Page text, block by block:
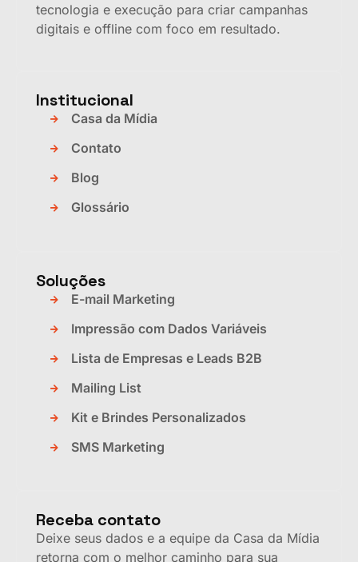
tecnologia e execução para criar campanhas
digitais e offline com foco em resultado.
Institucional
Casa da Mídia
Contato
Blog
Glossário
Soluções
E-mail Marketing
Impressão com Dados Variáveis
Lista de Empresas e Leads B2B
Mailing List
Kit e Brindes Personalizados
SMS Marketing
Receba contato
Deixe seus dados e a equipe da Casa da Mídia
retorna com o melhor caminho para sua